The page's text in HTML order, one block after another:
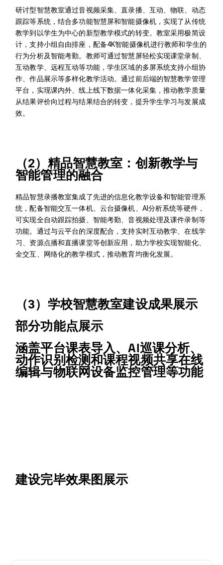
研讨型智慧教室通过音视频采集、直录播、互动、物联、动态
跟踪等系统，结合多功能智慧屏和智能摄像机，实现了从传统
教学到以学生为中心的新型教学模式的转变。教室采用极简设
计，支持小组自由排座，配备4K智能摄像机进行教师和学生的
行为分析及智能考勤。教师可通过智慧屏轻松实现课堂录制、
互动教学、远程互动等功能，学生区域的多屏系统支持小组协
作、作品展示等多样化教学活动。通过前后端的智慧教学管理
平台，实现课内外、线上线下数据一体化采集，推动教学质量
从结果评价向过程与结果结合的转变，提升学生学习与发展成
效。
（2）精品智慧教室：创新教学与
智能管理的融合
精品智慧录播教室集成了先进的信息化教学设备和智能管理系
统，配备智能交互一体机、云台摄像机、AI分析系统等硬件，
可实现全自动跟踪拍摄、智能考勤、音视频处理及课件录制等
功能。通过与云平台的深度配合，支持实时互动教学、在线学
习、资源点播和直播课堂等创新应用，助力学校实现智能化、
全交互、网络化的教学模式，推动教育均衡化发展。
（3）学校智慧教室建设成果展示
部分功能点展示
涵盖平台课表导入、AI巡课分析、
动作识别检测和课程视频共享在线
编辑与物联网设备监控管理等功能
建设完毕效果图展示